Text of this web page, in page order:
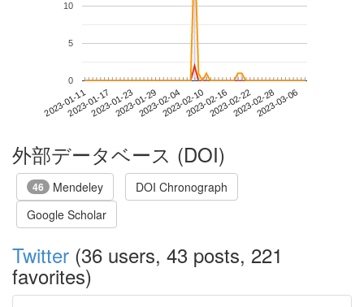
2023-01-112023-01-172023-01-232023-01-292023-02-042023-02-102023-02-162023-02-222023-02-282023-03-06
0
5
10
外部データベース (DOI)
46 Mendeley
DOI Chronograph
Google Scholar
Twitter (36 users, 43 posts, 221
favorites)